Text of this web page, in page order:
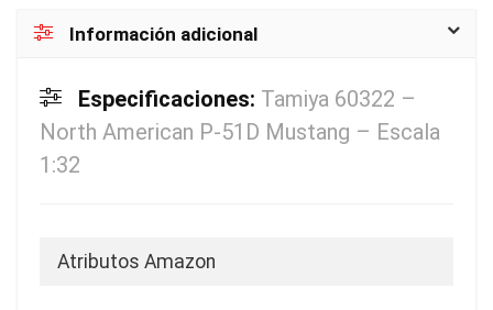
Información adicional
Especificaciones: Tamiya 60322 –
North American P-51D Mustang – Escala
1:32
Atributos Amazon